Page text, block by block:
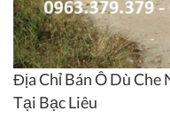
Địa Chỉ Bán Ô Dù Che
Tại Bạc Liêu